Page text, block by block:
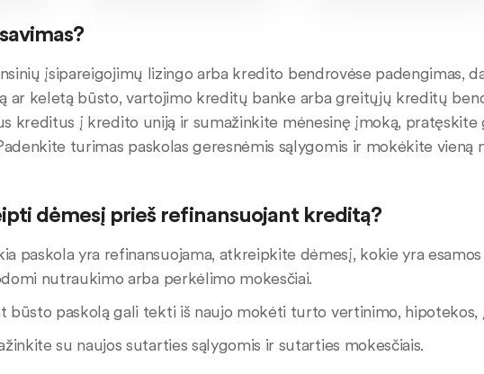
įsipareigojimų lizingo arba kredito bendrovėse padengimas,
ar keletą būsto, vartojimo kreditų banke arba greitųjų kreditų
kreditus į kredito uniją ir sumažinkite mėnesinę įmoką,
turimas paskolas geresnėmis sąlygomis ir mokėkite vieną
dėmesį prieš refinansuojant kreditą?
paskola yra refinansuojama, atkreipkite dėmesį, kokie yra
nutraukimo arba perkėlimo mokesčiai.
būsto paskolą gali tekti iš naujo mokėti turto vertinimo,
su naujos sutarties sąlygomis ir sutarties mokesčiais.